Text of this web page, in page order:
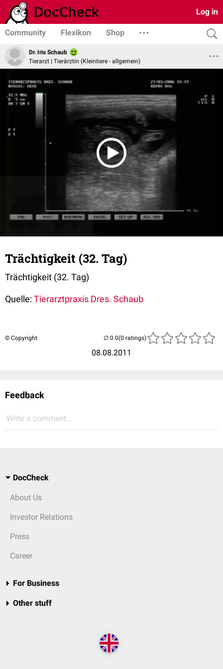
Log in
Community Flexikon Shop
Dr. Iris Schaub
Tierarzt | Tierärztin (Kleintiere - allgemein)
Trächtigkeit (32. Tag)
Trächtigkeit (32. Tag)
Quelle:Tierarztpraxis Dres. Schaub
© Copyright
08.08.2011
(0 ratings)
Feedback
Write a comment...
DocCheck
About Us
Investor Relations
Press
Career
For Business
Other stuff